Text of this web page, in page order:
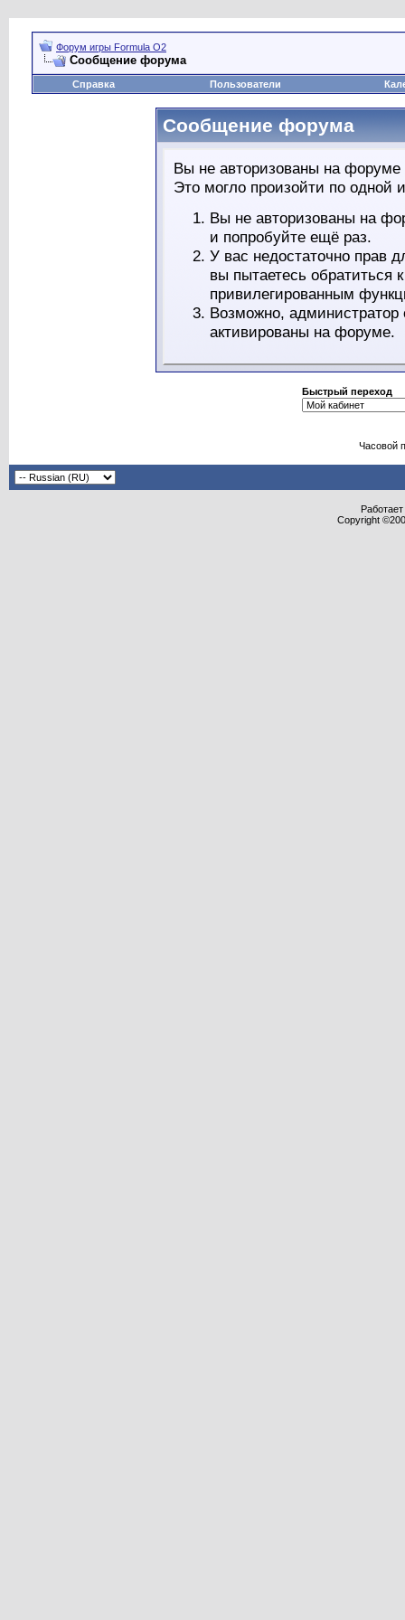
Форум игры Formula O2
Сообщение форума
Справка Пользователи
Сообщение форума
Вы не авторизованы на форуме
Это могло произойти по одной
Вы не авторизованы на
и попробуйте ещё раз.
У вас недостаточно прав
вы пытаетесь обратиться
привилегированным
Возможно,
активированы на форуме.
Быстрый переход
Часовой
Copyright